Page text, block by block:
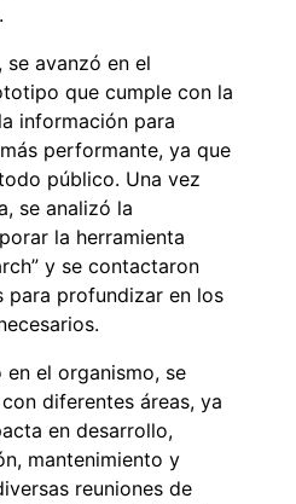
se avanzó en el
que cumple con la
información para
performante, ya que
público. Una vez
se analizó la
la herramienta
y se contactaron
para profundizar en los
el organismo, se
diferentes áreas, ya
en desarrollo,
mantenimiento y
reuniones de